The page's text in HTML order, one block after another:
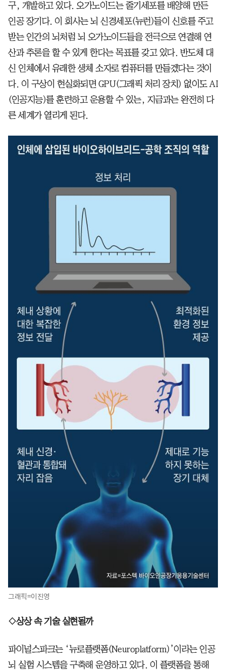
구, 개발하고 있다. 오가노이드는 줄기세포를 배양해 만든
인공 장기다. 이 회사는 뇌 신경세포(뉴런)들이 신호를 주고
받는 인간의 뇌처럼 뇌 오가노이드들을 전극으로 연결해 연
산과 추론을 할 수 있게 한다는 목표를 갖고 있다. 반도체 대
신 인체에서 유래한 생체 소자로 컴퓨터를 만들겠다는 것이
다. 이 구상이 현실화되면 GPU(그래픽 처리 장치) 없이도 AI
(인공지능)를 훈련하고 운용할 수 있는, 지금과는 완전히 다
른 세계가 열리게 된다.
그래픽=이진영
◇상상 속 기술 실현될까
파이널스파크는 ‘뉴로플랫폼(Neuroplatform)’이라는 인공
뇌 실험 시스템을 구축해 운영하고 있다. 이 플랫폼을 통해